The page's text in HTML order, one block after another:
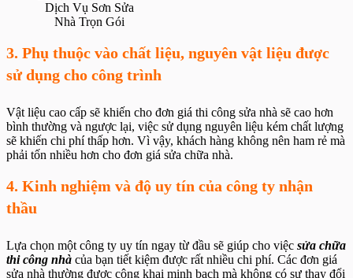
Dịch Vụ Sơn Sửa
Nhà Trọn Gói
3. Phụ thuộc vào chất liệu, nguyên vật liệu được
sử dụng cho công trình
Vật liệu cao cấp sẽ khiến cho đơn giá thi công sửa nhà sẽ cao hơn
bình thường và ngược lại, việc sử dụng nguyên liệu kém chất lượng
sẽ khiến chi phí thấp hơn. Vì vậy, khách hàng không nên ham rẻ mà
phải tốn nhiều hơn cho đơn giá sửa chữa nhà.
4. Kinh nghiệm và độ uy tín của công ty nhận
thầu
Lựa chọn một công ty uy tín ngay từ đầu sẽ giúp cho việc sửa chữa
thi công nhà của bạn tiết kiệm được rất nhiều chi phí. Các đơn giá
sửa nhà thường được công khai minh bạch mà không có sự thay đổi